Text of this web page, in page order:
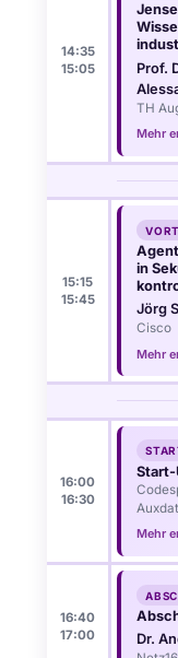
14:35
15:05
Prof.
TH
Mehr
15:15
15:45
in
Jörg
Cisco
Mehr
16:00
16:30
Start-
Mehr
16:40
17:00
Dr.